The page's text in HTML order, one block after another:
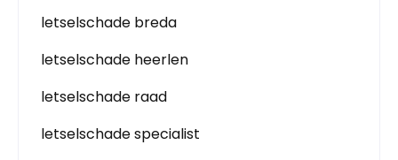
letselschade breda
letselschade heerlen
letselschade raad
letselschade specialist